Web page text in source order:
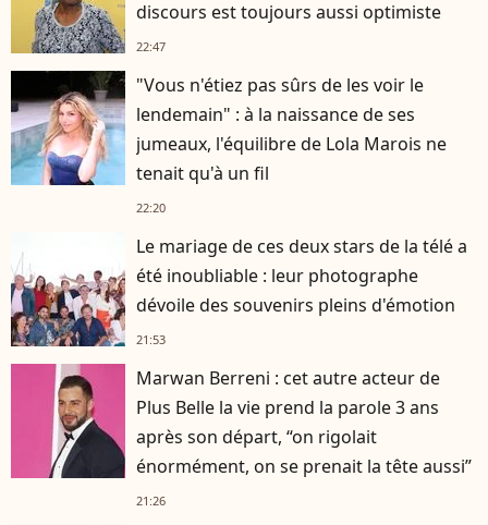
discours est toujours aussi optimiste
22:47
"Vous n'étiez pas sûrs de les voir le
lendemain" : à la naissance de ses
jumeaux, l'équilibre de Lola Marois ne
tenait qu'à un fil
22:20
Le mariage de ces deux stars de la télé a
été inoubliable : leur photographe
dévoile des souvenirs pleins d'émotion
21:53
Marwan Berreni : cet autre acteur de
Plus Belle la vie prend la parole 3 ans
après son départ, “on rigolait
énormément, on se prenait la tête aussi”
21:26